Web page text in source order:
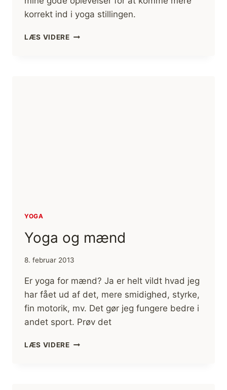
korrekt ind i yoga stillingen.
LÆS VIDEREAHA
YOGA
Yoga og mænd
8. februar 2013
Er yoga for mænd? Ja er helt vildt hvad jeg
har fået ud af det, mere smidighed, styrke,
fin motorik, mv. Det gør jeg fungere bedre i
andet sport. Prøv det
LÆS VIDEREYOGA